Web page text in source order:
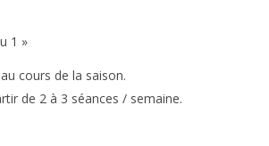
1 »
cours de la saison.
de 2 à 3 séances / semaine.